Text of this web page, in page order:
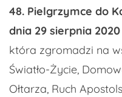
48. Pielgrzymce do
dnia 29 sierpnia
która zgromadzi na
Światło-Życie,
Ołtarza, Ruch